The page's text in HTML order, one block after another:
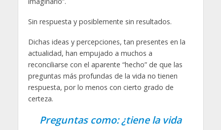
Sin respuesta y posiblemente sin resultados.
Dichas ideas y percepciones, tan presentes en la
actualidad, han empujado a muchos a
reconciliarse con el aparente “hecho” de que las
preguntas más profundas de la vida no tienen
respuesta, por lo menos con cierto grado de
certeza.
Preguntas como: ¿tiene la vida